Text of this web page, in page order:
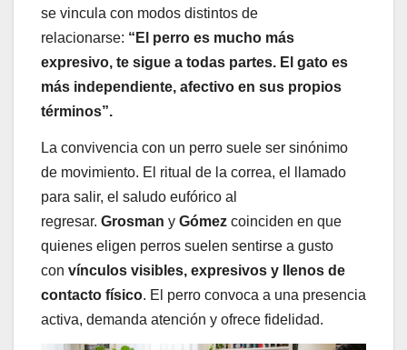
se vincula con modos distintos de
relacionarse: “El perro es mucho más
expresivo, te sigue a todas partes. El gato es
más independiente, afectivo en sus propios
términos”.
La convivencia con un perro suele ser sinónimo
de movimiento. El ritual de la correa, el llamado
para salir, el saludo eufórico al
regresar. Grosman y Gómez coinciden en que
quienes eligen perros suelen sentirse a gusto
con vínculos visibles, expresivos y llenos de
contacto físico. El perro convoca a una presencia
activa, demanda atención y ofrece fidelidad.